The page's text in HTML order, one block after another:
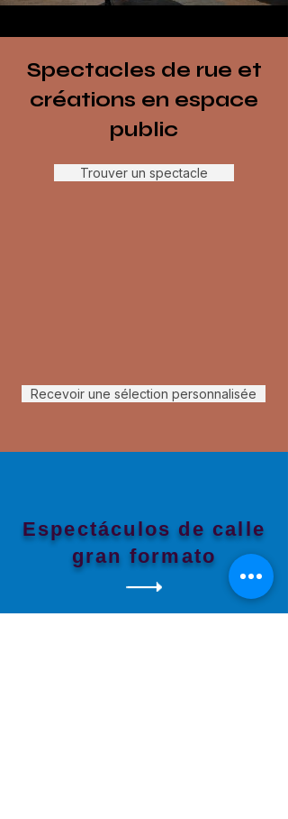
Spectacles de rue et
créations en espace
public
Trouver un spectacle
Recevoir une sélection personnalisée
Espectáculos de calle
gran formato